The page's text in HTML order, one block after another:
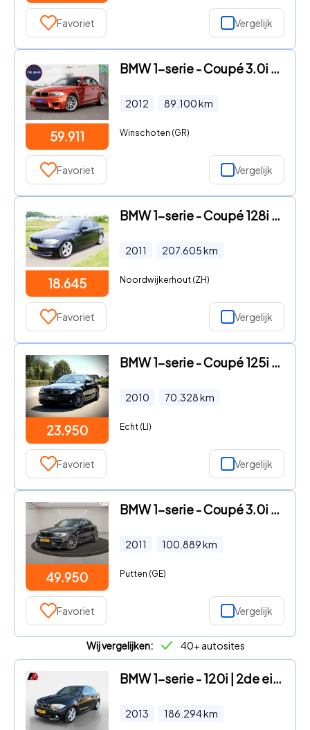
Favoriet Vergelijk
59.911
BMW 1-serie - Coupé 3.0i M|1M E82 M-Sport|1 Eigenaar|UNIEK|Valencia Orange
2012 89.100km
Winschoten (GR)
Favoriet Vergelijk
18.645
BMW 1-serie - Coupé 128i 3.0 Handgeschakeld
2011 207.605km
Noordwijkerhout (ZH)
Favoriet Vergelijk
23.950
BMW 1-serie - Coupé 125i High Executive AUT / M-SPORT / PANO / SHADOW / VO
2010 70.328km
Echt (LI)
Favoriet Vergelijk
49.950
BMW 1-serie - Coupé 3.0i M * 1M Coupe * VOLLEDIG GESERVICED * HISTORIE COM
2011 100.889km
Putten (GE)
Favoriet Vergelijk
Wij vergelijken: 40+ autosites
BMW 1-serie - 120i | 2de eig. | Facelift | LED | Leder | Stl Verw
2013 186.294km